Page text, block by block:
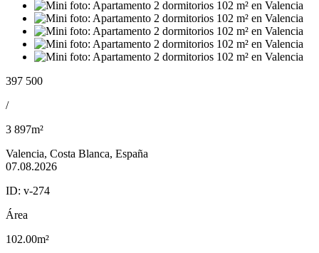
397 500
/
3 897m²
Valencia, Costa Blanca, España
07.08.2026
ID: v-274
Área
102.00m²